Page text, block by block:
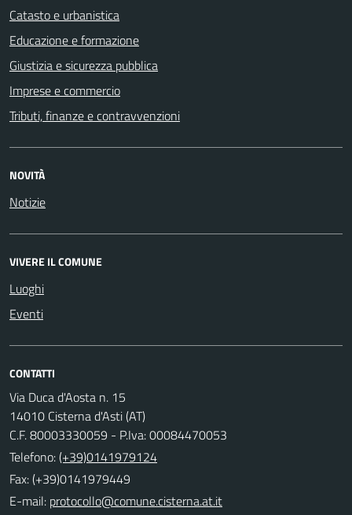
Catasto e urbanistica
Educazione e formazione
Giustizia e sicurezza pubblica
Imprese e commercio
Tributi, finanze e contravvenzioni
NOVITÀ
Notizie
VIVERE IL COMUNE
Luoghi
Eventi
CONTATTI
Via Duca d'Aosta n. 15
14010 Cisterna d'Asti (AT)
C.F. 80003330059 - P.Iva: 00084470053
Telefono:(+39)0141979124
Fax: (+39)0141979449
E-mail: